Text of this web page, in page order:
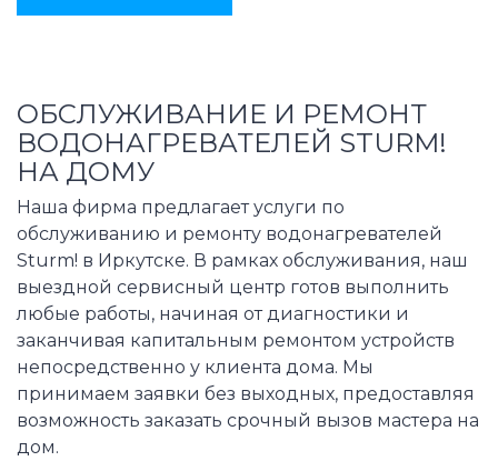
ОБСЛУЖИВАНИЕ И РЕМОНТ
ВОДОНАГРЕВАТЕЛЕЙ STURM!
НА ДОМУ
Наша фирма предлагает услуги по
обслуживанию и ремонту водонагревателей
Sturm! в Иркутске. В рамках обслуживания, наш
выездной сервисный центр готов выполнить
любые работы, начиная от диагностики и
заканчивая капитальным ремонтом устройств
непосредственно у клиента дома. Мы
принимаем заявки без выходных, предоставляя
возможность заказать срочный вызов мастера на
дом.